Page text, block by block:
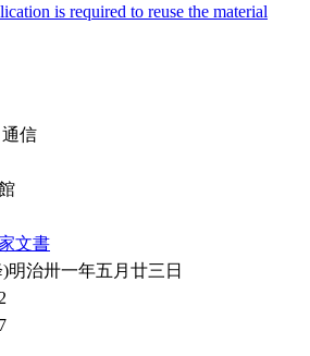
is required to reuse the material
信
文書
明治卅一年五月廿三日